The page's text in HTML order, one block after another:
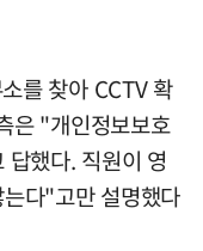
를 찾아 CCTV 확
은 "개인정보보호
했다. 직원이 영
다"고만 설명했다